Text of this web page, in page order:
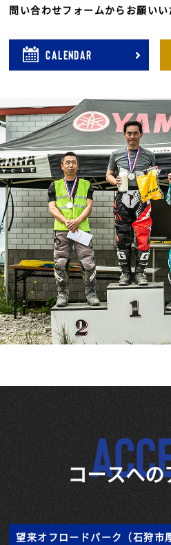
問い合わせフォームからお願いい
CALENDAR
コースへ
望来オフロードパーク（石狩市